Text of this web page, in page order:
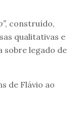
, construído,
qualitativas e
sobre legado de
de Flávio ao